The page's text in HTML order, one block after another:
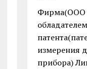
Фирма(ООО
измерения
прибора)